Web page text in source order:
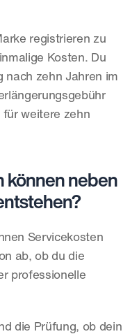
registrieren zu
Kosten. Du
nach zehn Jahren im
für weitere zehn
können neben
Servicekosten
ab, ob du die
professionelle
die Prüfung, ob dein